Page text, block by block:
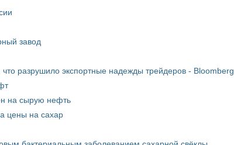
завод
разрушило экспортные надежды трейдеров - Bloomberg
на сырую нефть
цены на сахар